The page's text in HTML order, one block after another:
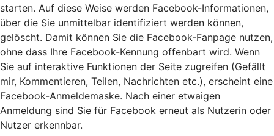
starten. Auf diese Weise werden Facebook-Informationen,
über die Sie unmittelbar identifiziert werden können,
gelöscht. Damit können Sie die Facebook-Fanpage nutzen,
ohne dass Ihre Facebook-Kennung offenbart wird. Wenn
Sie auf interaktive Funktionen der Seite zugreifen (Gefällt
mir, Kommentieren, Teilen, Nachrichten etc.), erscheint eine
Facebook-Anmeldemaske. Nach einer etwaigen
Anmeldung sind Sie für Facebook erneut als Nutzerin oder
Nutzer erkennbar.